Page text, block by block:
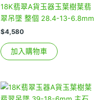
18K翡翠A貨玉器玉葉樹葉翡
翠吊墜 整個 28.4-13-6.8mm
$4,580
加入購物車